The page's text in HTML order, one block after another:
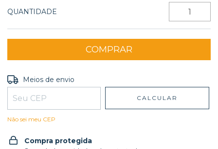
QUANTIDADE
Entregas para o CEP:
Meios de envio
CALCULAR
Não sei meu CEP
Compra protegida